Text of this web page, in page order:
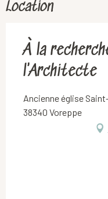
Location
À la
l'Architecte
Ancienne église
38340 Voreppe